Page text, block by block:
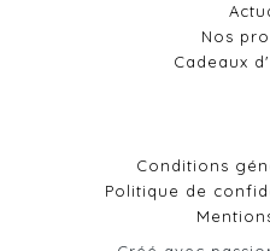
Nos
Cadeaux
Conditions
Politique de